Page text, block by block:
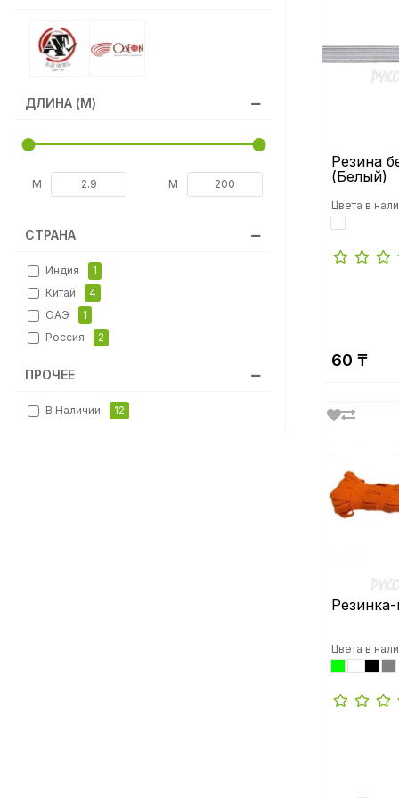
Цепи
ДЛИНА (М)
М М
СТРАНА
Индия
1
Китай
4
ОАЭ
1
Россия
2
ПРОЧЕЕ
В Наличии 12
Резина
(Белый)
Цвета в
60 ₸
Цвета в